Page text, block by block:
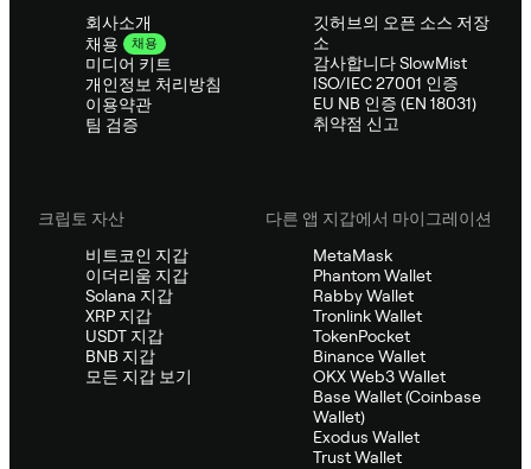
회사소개
채용
채용
미디어 키트
개인정보 처리방침
이용약관
팀 검증
깃허브의 오픈 소스 저장
소
감사합니다 SlowMist
ISO/IEC 27001 인증
EU NB 인증 (EN 18031)
취약점 신고
크립토 자산
비트코인 지갑
이더리움 지갑
Solana 지갑
XRP 지갑
USDT 지갑
BNB 지갑
모든 지갑 보기
다른 앱 지갑에서 마이그레이션
MetaMask
Phantom Wallet
Rabby Wallet
Tronlink Wallet
TokenPocket
Binance Wallet
OKX Web3 Wallet
Base Wallet (Coinbase
Wallet)
Exodus Wallet
Trust Wallet